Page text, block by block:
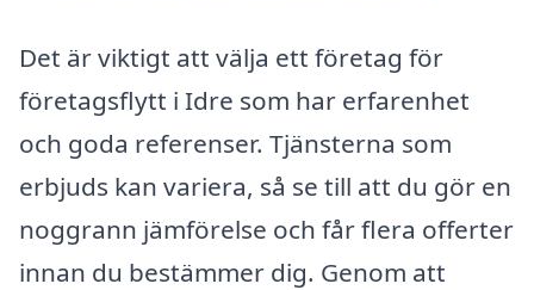
Det är viktigt att välja ett företag för
företagsflytt i Idre som har erfarenhet
och goda referenser. Tjänsterna som
erbjuds kan variera, så se till att du gör en
noggrann jämförelse och får flera offerter
innan du bestämmer dig. Genom att